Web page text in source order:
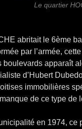
Le quartier
abritait le 6ème
par l’armée,
boulevards apparaît
d’Hubert
immobilières
de ce type de
en 1974, ce